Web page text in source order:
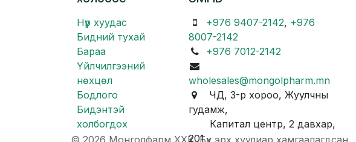
Нүүр хуудас
Бидний тухай
Бараа
Үйлчилгээний
нөхцөл
Бодлого
Бидэнтэй
холбогдох
+976 9407-2142, +976
8007-2142
+976 7012-2142
wholesales@mongolpharm.mn
ЧД, 3-р хороо, Жуулчны
гудамж,
Капитал центр, 2 давхар,
201
© 2026 Монголфарм ХХК. Бүх эрх хуулиар хамгаалагдсан.